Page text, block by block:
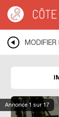
MODIFIER
Annonce 1 sur 17